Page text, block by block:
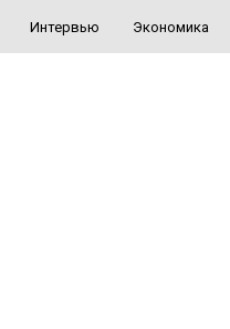
Интервью Экономика